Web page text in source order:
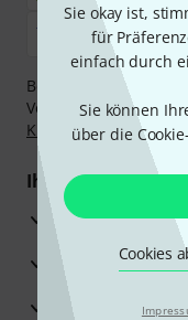
Sie okay ist,
für
einfach durch
Sie können
über die
Cookies
Bezahlen Sie
Vorkasse, PayPal,
Klarna Ratenzahlung
Ihre Vorteile
3 Jahre
30 Tage Money-
Reparaturservice